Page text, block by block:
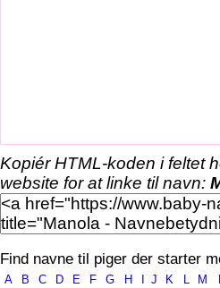
Kopiér HTML-koden i feltet
website for at linke til navn:
Find navne til piger der starter
A B C D E F G H J K L M